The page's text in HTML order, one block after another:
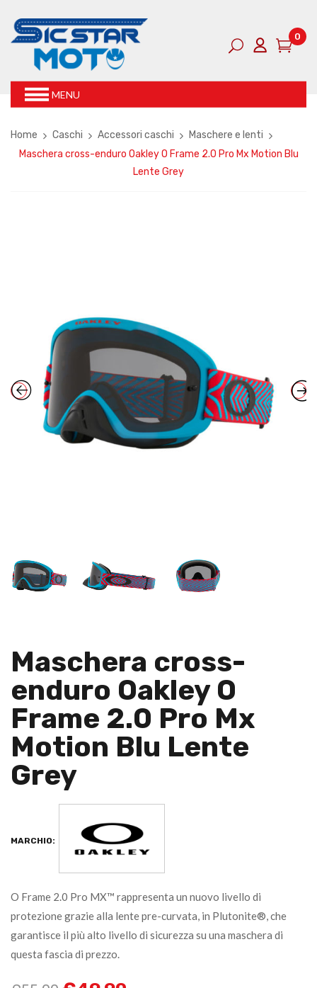
0
MENU
Home Caschi Accessori caschi
Maschere e lenti
Maschera cross-enduro Oakley O Frame 2.0 Pro Mx Motion Blu
Lente Grey
Maschera cross-
enduro Oakley O
Frame 2.0 Pro Mx
Motion Blu Lente
Grey
MARCHIO:
O Frame 2.0 Pro MX™ rappresenta un nuovo livello di
protezione grazie alla lente pre-curvata, in Plutonite®, che
garantisce il più alto livello di sicurezza su una maschera di
questa fascia di prezzo.